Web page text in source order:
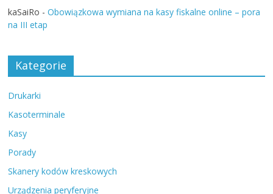
kaSaiRo -Obowiązkowa wymiana na kasy fiskalne online – pora
na III etap
Kategorie
Drukarki
Kasoterminale
Kasy
Porady
Skanery kodów kreskowych
Urządzenia peryferyjne